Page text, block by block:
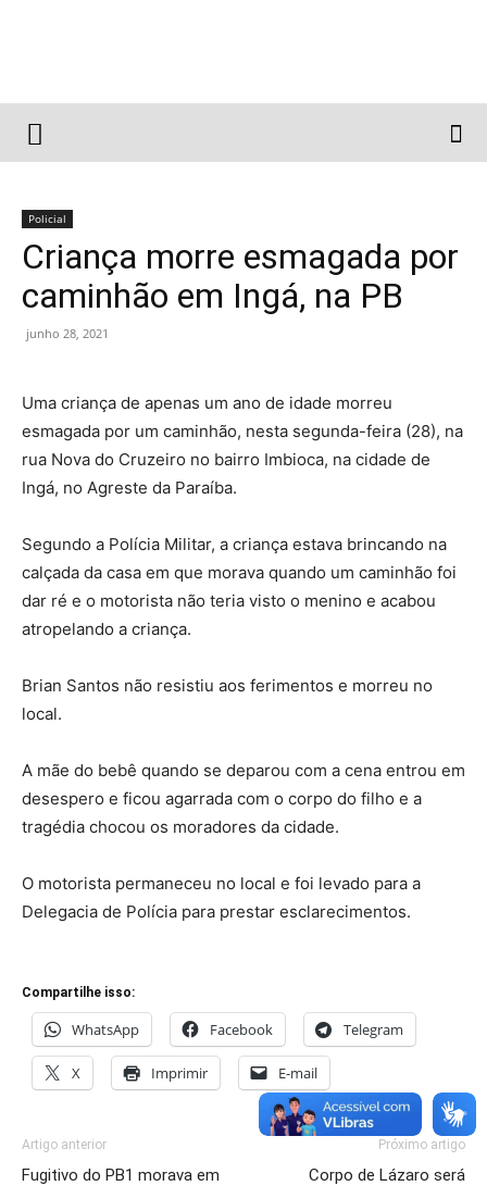
Policial
Criança morre esmagada por
caminhão em Ingá, na PB
junho 28, 2021
Uma criança de apenas um ano de idade morreu
esmagada por um caminhão, nesta segunda-feira (28), na
rua Nova do Cruzeiro no bairro Imbioca, na cidade de
Ingá, no Agreste da Paraíba.
Segundo a Polícia Militar, a criança estava brincando na
calçada da casa em que morava quando um caminhão foi
dar ré e o motorista não teria visto o menino e acabou
atropelando a criança.
Brian Santos não resistiu aos ferimentos e morreu no
local.
A mãe do bebê quando se deparou com a cena entrou em
desespero e ficou agarrada com o corpo do filho e a
tragédia chocou os moradores da cidade.
O motorista permaneceu no local e foi levado para a
Delegacia de Polícia para prestar esclarecimentos.
Compartilhe isso:
WhatsApp Facebook Telegram
X Imprimir E-mail
Artigo anterior
Fugitivo do PB1 morava em
Próximo artigo
Corpo de Lázaro será